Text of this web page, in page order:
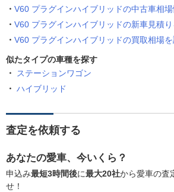
V60 プラグインハイブリッドの中古車相
V60 プラグインハイブリッドの新車見積り
V60 プラグインハイブリッドの買取相場を
似たタイプの車種を探す
ステーションワゴン
ハイブリッド
査定を依頼する
あなたの愛車、今いくら？
申込み最短3時間後に最大20社から愛車の査
せ！